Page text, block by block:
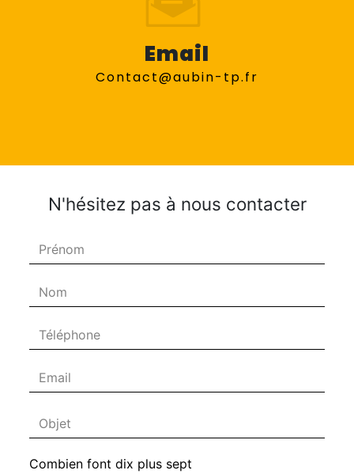
Email
contact@aubin-tp.fr
N'hésitez pas à nous contacter
Combien font dix plus sept